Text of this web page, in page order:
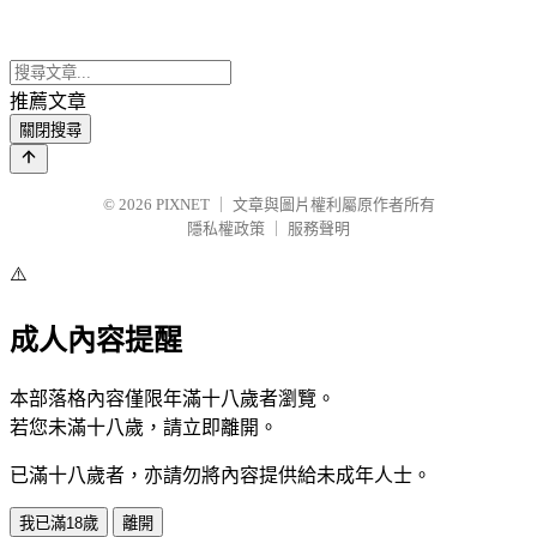
推薦文章
關閉搜尋
© 2026 PIXNET
文章與圖片權利屬原作者所有
隱私權政策
服務聲明
⚠️
成人內容提醒
本部落格內容僅限年滿十八歲者瀏覽。
若您未滿十八歲，請立即離開。
已滿十八歲者，亦請勿將內容提供給未成年人士。
我已滿18歲 離開